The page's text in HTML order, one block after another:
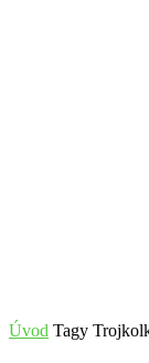
Úvod Tagy